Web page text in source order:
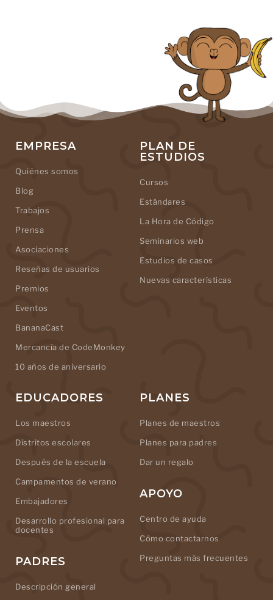
EMPRESA
Quiénes somos
Blog
Trabajos
Prensa
Asociaciones
Reseñas de usuarios
Premios
Eventos
BananaCast
Mercancía de CodeMonkey
10 años de aniversario
PLAN DE
ESTUDIOS
Cursos
Estándares
La Hora de Código
Seminarios web
Estudios de casos
Nuevas características
EDUCADORES
Los maestros
Distritos escolares
Después de la escuela
Campamentos de verano
Embajadores
Desarrollo profesional para
docentes
PADRES
Descripción general
PLANES
Planes de maestros
Planes para padres
Dar un regalo
APOYO
Centro de ayuda
Cómo contactarnos
Preguntas más frecuentes